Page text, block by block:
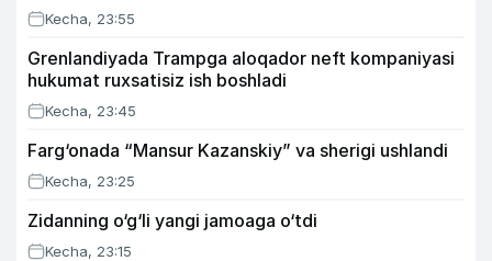
Kecha, 23:55
Grenlandiyada Trampga aloqador neft kompaniyasi
hukumat ruxsatisiz ish boshladi
Kecha, 23:45
Farg‘onada “Mansur Kazanskiy” va sherigi ushlandi
Kecha, 23:25
Zidanning o‘g‘li yangi jamoaga o‘tdi
Kecha, 23:15